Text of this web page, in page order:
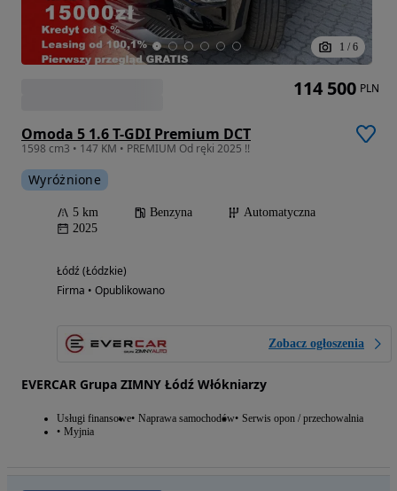
1 / 6
Omoda 5 1.6 T-GDI Premium DCT
1598 cm3 • 147 KM • PREMIUM Od ręki 2025 !!
Wyróżnione
5 km Benzyna
Automatyczna
2025
Łódź (Łódzkie)
Firma • Opublikowano
Zobacz ogłoszenia
EVERCAR Grupa ZIMNY Łódź Włókniarzy
Usługi finansowe Naprawa samochodów Serwis opon / przechowalnia
Myjnia
114 500 PLN